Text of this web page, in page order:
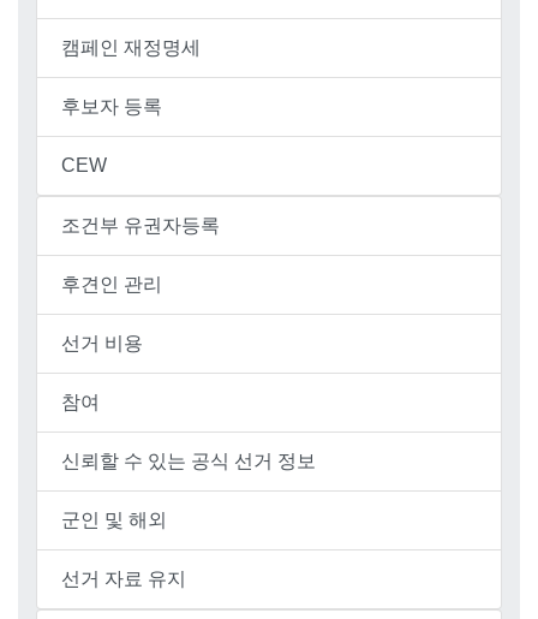
캠페인 재정명세
후보자 등록
CEW
조건부 유권자등록
후견인 관리
선거 비용
참여
신뢰할 수 있는 공식 선거 정보
군인 및 해외
선거 자료 유지